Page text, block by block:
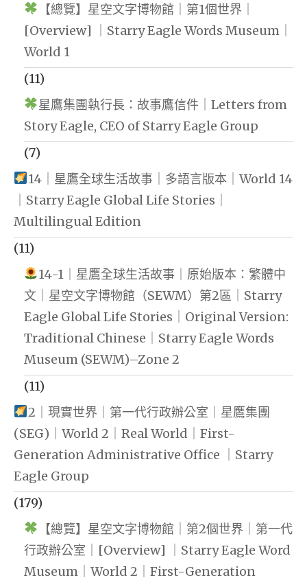
【總覽】星空文字博物館｜第1個世界｜
[Overview] ｜Starry Eagle Words Museum｜
World 1
(11)
星鷹集團執行長：故事鷹信件｜Letters from
Story Eagle, CEO of Starry Eagle Group
(7)
14｜星鷹全球生活故事｜多語言版本｜World 14
｜Starry Eagle Global Life Stories｜
Multilingual Edition
(11)
14-1｜星鷹全球生活故事｜原始版本：繁體中
文｜星空文字博物館（SEWM）第2區｜Starry
Eagle Global Life Stories｜Original Version:
Traditional Chinese｜Starry Eagle Words
Museum (SEWM)–Zone 2
(11)
2｜現實世界｜第一代行政辦公室｜星鷹集團
(SEG)｜World 2｜Real World｜First-
Generation Administrative Office ｜Starry
Eagle Group
(179)
【總覽】星空文字博物館｜第2個世界｜第一代
行政辦公室｜[Overview] ｜Starry Eagle Word
Museum｜World 2｜First-Generation